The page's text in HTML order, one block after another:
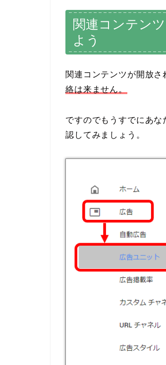
関連コンテン
よう
関連コンテンツが開放さ
絡は来ません。
ですのでもうすでにあ
認してみましょう。